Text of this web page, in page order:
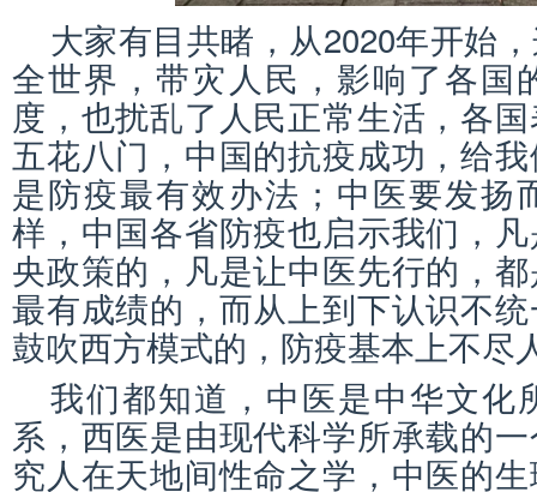
大家有目共睹，从2020年开始
全世界，带灾人民，影响了各国
度，也扰乱了人民正常生活，各
五花八门，中国的抗疫成功，给
是防疫最有效办法；中医要发扬
样，中国各省防疫也启示我们，
央政策的，凡是让中医先行的，
最有成绩的，而从上到下认识不
鼓吹西方模式的，防疫基本上不尽
我们都知道，中医是中华文化
系，西医是由现代科学所承载的
究人在天地间性命之学，中医的